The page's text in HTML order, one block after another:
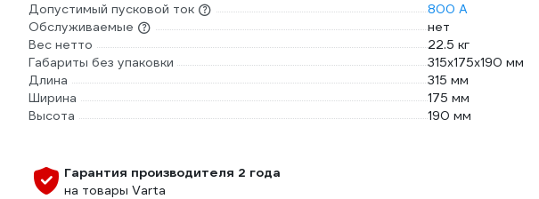
Допустимый пусковой ток
800 А
Обслуживаемые
нет
Вес нетто
22.5 кг
Габариты без упаковки
315x175x190 мм
Длина
315 мм
Ширина
175 мм
Высота
190 мм
Гарантия производителя 2 года
на товары Varta